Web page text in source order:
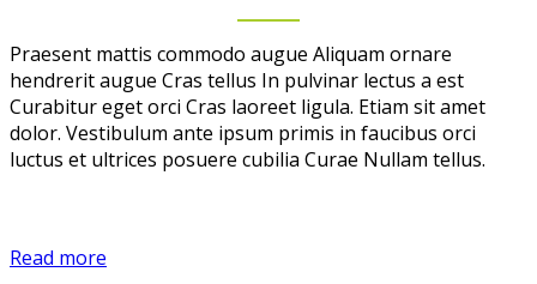
Praesent mattis commodo augue Aliquam ornare
hendrerit augue Cras tellus In pulvinar lectus a est
Curabitur eget orci Cras laoreet ligula. Etiam sit amet
dolor. Vestibulum ante ipsum primis in faucibus orci
luctus et ultrices posuere cubilia Curae Nullam tellus.
Read more